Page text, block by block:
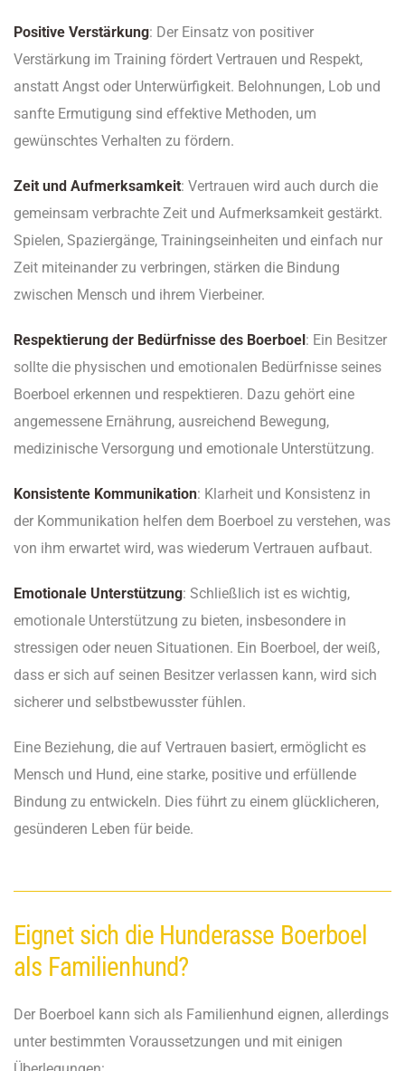
Positive Verstärkung: Der Einsatz von positiver
Verstärkung im Training fördert Vertrauen und Respekt,
anstatt Angst oder Unterwürfigkeit. Belohnungen, Lob und
sanfte Ermutigung sind effektive Methoden, um
gewünschtes Verhalten zu fördern.
Zeit und Aufmerksamkeit: Vertrauen wird auch durch die
gemeinsam verbrachte Zeit und Aufmerksamkeit gestärkt.
Spielen, Spaziergänge, Trainingseinheiten und einfach nur
Zeit miteinander zu verbringen, stärken die Bindung
zwischen Mensch und ihrem Vierbeiner.
Respektierung der Bedürfnisse des Boerboel: Ein Besitzer
sollte die physischen und emotionalen Bedürfnisse seines
Boerboel erkennen und respektieren. Dazu gehört eine
angemessene Ernährung, ausreichend Bewegung,
medizinische Versorgung und emotionale Unterstützung.
Konsistente Kommunikation: Klarheit und Konsistenz in
der Kommunikation helfen dem Boerboel zu verstehen, was
von ihm erwartet wird, was wiederum Vertrauen aufbaut.
Emotionale Unterstützung: Schließlich ist es wichtig,
emotionale Unterstützung zu bieten, insbesondere in
stressigen oder neuen Situationen. Ein Boerboel, der weiß,
dass er sich auf seinen Besitzer verlassen kann, wird sich
sicherer und selbstbewusster fühlen.
Eine Beziehung, die auf Vertrauen basiert, ermöglicht es
Mensch und Hund, eine starke, positive und erfüllende
Bindung zu entwickeln. Dies führt zu einem glücklicheren,
gesünderen Leben für beide.
Eignet sich die Hunderasse Boerboel
als Familienhund?
Der Boerboel kann sich als Familienhund eignen, allerdings
unter bestimmten Voraussetzungen und mit einigen